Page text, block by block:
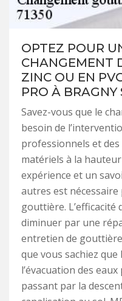
OPTEZ POUR
CHANGEMENT
ZINC OU EN
PRO À BRAGNY
Savez-vous que le
besoin de
professionnels et
matériels à la
expérience et un
autres est
gouttière.
diminuer par une
entretien de
que vous sachiez
l’évacuation des
passant par la